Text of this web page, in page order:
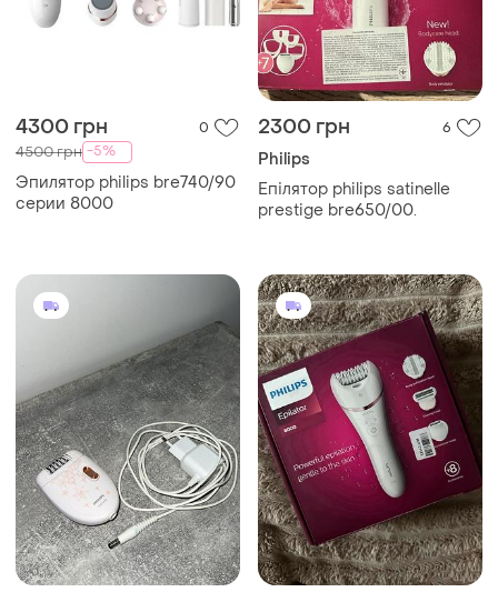
4300 грн 0
4500 грн -5%
Эпилятор philips bre740/90
серии 8000
2300 грн 6
Philips
Епілятор philips satinelle
prestige bre650/00.